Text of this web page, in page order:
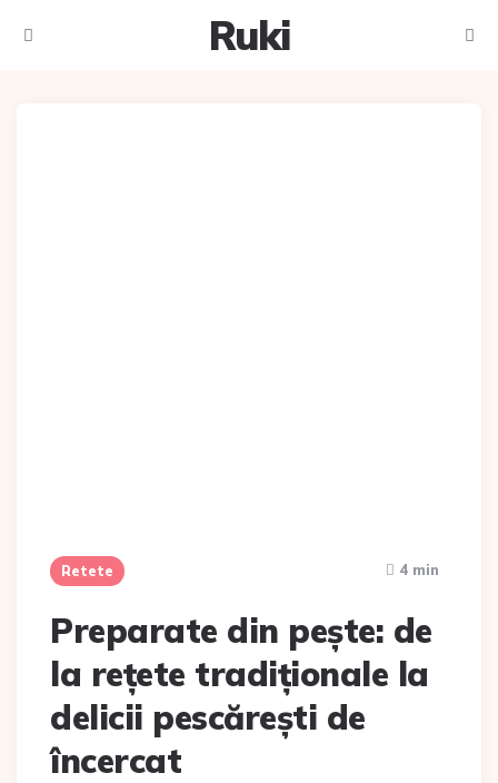
Ruki
Retete
Preparate din pește: de
la rețete tradiționale la
delicii pescărești de
încercat
4 min